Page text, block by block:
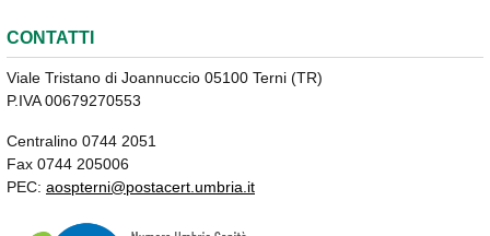
CONTATTI
Viale Tristano di Joannuccio 05100 Terni (TR)
P.IVA 00679270553
Centralino 0744 2051
Fax 0744 205006
PEC: aospterni@postacert.umbria.it